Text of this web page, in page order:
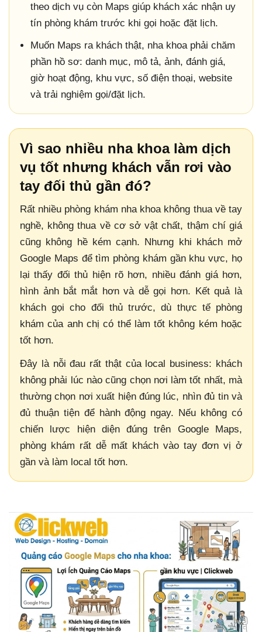
theo dịch vụ còn Maps giúp khách xác nhận uy
tín phòng khám trước khi gọi hoặc đặt lịch.
Muốn Maps ra khách thật, nha khoa phải chăm
phần hồ sơ: danh mục, mô tả, ảnh, đánh giá,
giờ hoạt động, khu vực, số điện thoại, website
và trải nghiệm gọi/đặt lịch.
Vì sao nhiều nha khoa làm dịch
vụ tốt nhưng khách vẫn rơi vào
tay đối thủ gần đó?
Rất nhiều phòng khám nha khoa không thua về tay
nghề, không thua về cơ sở vật chất, thậm chí giá
cũng không hề kém cạnh. Nhưng khi khách mở
Google Maps để tìm phòng khám gần khu vực, họ
lại thấy đối thủ hiện rõ hơn, nhiều đánh giá hơn,
hình ảnh bắt mắt hơn và dễ gọi hơn. Kết quả là
khách gọi cho đối thủ trước, dù thực tế phòng
khám của anh chị có thể làm tốt không kém hoặc
tốt hơn.
Đây là nỗi đau rất thật của local business: khách
không phải lúc nào cũng chọn nơi làm tốt nhất, mà
thường chọn nơi xuất hiện đúng lúc, nhìn đủ tin và
đủ thuận tiện để hành động ngay. Nếu không có
chiến lược hiện diện đúng trên Google Maps,
phòng khám rất dễ mất khách vào tay đơn vị ở
gần và làm local tốt hơn.